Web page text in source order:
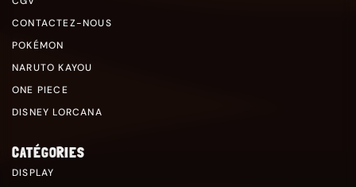
CONTACTEZ-NOUS
POKÉMON
NARUTO KAYOU
ONE PIECE
DISNEY LORCANA
CATÉGORIES
DISPLAY